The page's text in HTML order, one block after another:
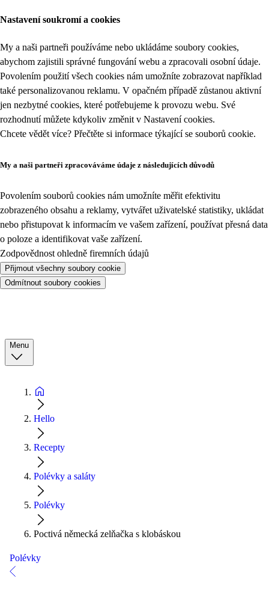
Nastavení soukromí a cookies
My a naši partneři používáme nebo ukládáme soubory cookies,
abychom zajistili správné fungování webu a zpracovali osobní údaje.
Povolením použití všech cookies nám umožníte zobrazovat například
také personalizovanou reklamu. V opačném případě zůstanou aktivní
jen nezbytné cookies, které potřebujeme k provozu webu. Své
rozhodnutí můžete kdykoliv změnit v Nastavení cookies.
Chcete vědět více? Přečtěte si informace týkající se souborů cookie.
My a naši partneři zpracováváme údaje z následujících důvodů
Povolením souborů cookies nám umožníte měřit efektivitu
zobrazeného obsahu a reklamy, vytvářet uživatelské statistiky, ukládat
nebo přistupovat k informacím ve vašem zařízení, používat přesná data
o poloze a identifikovat vaše zařízení.
Zodpovědnost ohledně firemních údajů
Přijmout všechny soubory cookie
Odmítnout soubory cookies
Menu
Hello
Recepty
Polévky a saláty
Polévky
Poctivá německá zelňačka s klobáskou
Polévky